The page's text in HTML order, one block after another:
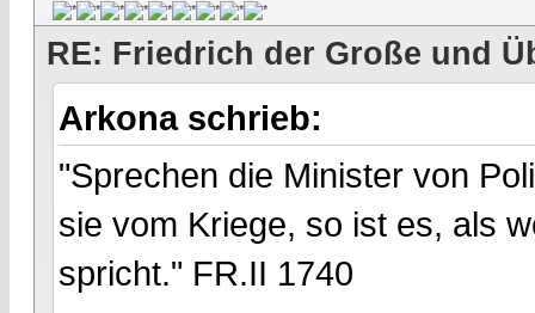
RE: Friedrich der Große und
Arkona schrieb:
"Sprechen die Minister von
sie vom Kriege, so ist es, als
spricht." FR.II 1740